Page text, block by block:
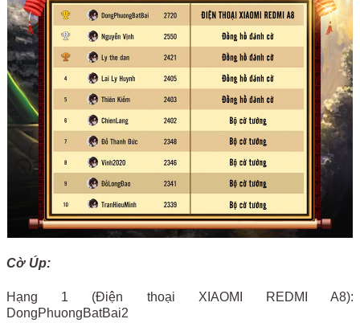
Cờ Úp:
Hạng 1 (Điện thoại XIAOMI REDMI A8):
DongPhuongBatBai2